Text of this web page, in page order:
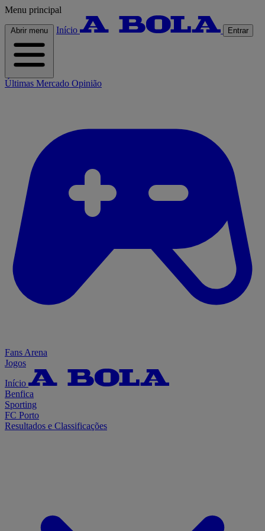
Menu principal
Abrir menu Início Entrar
Últimas Mercado Opinião
Fans Arena
Jogos
Início
Benfica
Sporting
FC Porto
Resultados e Classificações